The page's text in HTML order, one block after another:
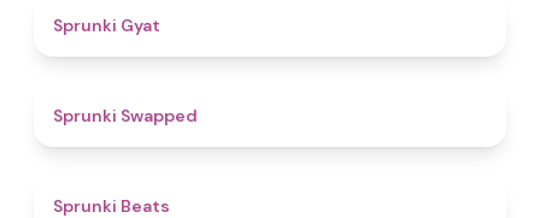
Sprunki Gyat
Sprunki Swapped
Sprunki Beats